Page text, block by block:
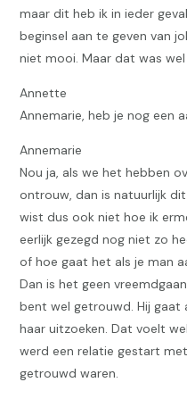
maar dit heb ik in ieder
beginsel aan te geven van
niet mooi. Maar dat was
Annette
Annemarie, heb je nog een
Annemarie
Nou ja, als we het hebben
ontrouw, dan is natuurlijk
wist dus ook niet hoe ik
eerlijk gezegd nog niet zo
of hoe gaat het als je man
Dan is het geen
bent wel getrouwd. Hij gaat
haar uitzoeken. Dat voelt
werd een relatie gestart
getrouwd waren.